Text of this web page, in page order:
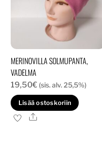
MERINOVILLA SOLMUPANTA,
VADELMA
19,50€ (sis. alv. 25,5%)
Lisää ostoskoriin
Ale